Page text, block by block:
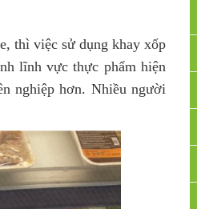
thì việc sử dụng khay xốp
lĩnh vực thực phẩm hiện
nghiệp hơn. Nhiều người